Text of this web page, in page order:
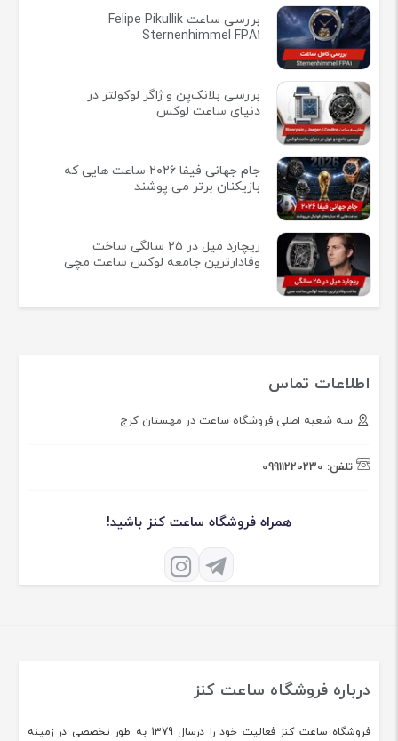
بررسی ساعت Felipe Pikullik
Sternenhimmel FPA1
بررسی بلانک‌پن و ژاگر لوکولتر در
دنیای ساعت لوکس
جام جهانی فیفا ۲۰۲۶ ساعت هایی که
بازیکنان برتر می پوشند
ریچارد میل در ۲۵ سالگی ساخت
وفادارترین جامعه لوکس ساعت مچی
اطلاعات تماس
سه شعبه اصلی فروشگاه ساعت در مهستان کرج
تلفن: 09911220230
همراه فروشگاه ساعت کنز باشید!
درباره فروشگاه ساعت کنز
فروشگاه ساعت کنز فعالیت خود را درسال 1379 به طور تخصصی در زمینه